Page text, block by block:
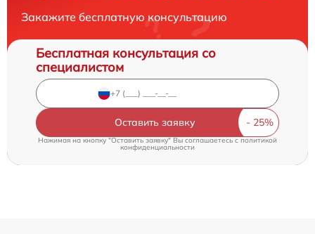
Закажите бесплатную консультацию
Бесплатная консультация со
специалистом
Оставить заявку
Нажимая на кнопку "Оставить заявку" Вы соглашаетесь cполитикой
конфиденциальности